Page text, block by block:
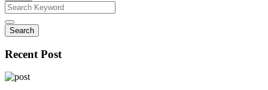
Search
Recent Post